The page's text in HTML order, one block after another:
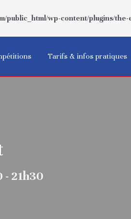
public_html/wp-content/plugins/
Tarifs & infos pratiques
- 21h30